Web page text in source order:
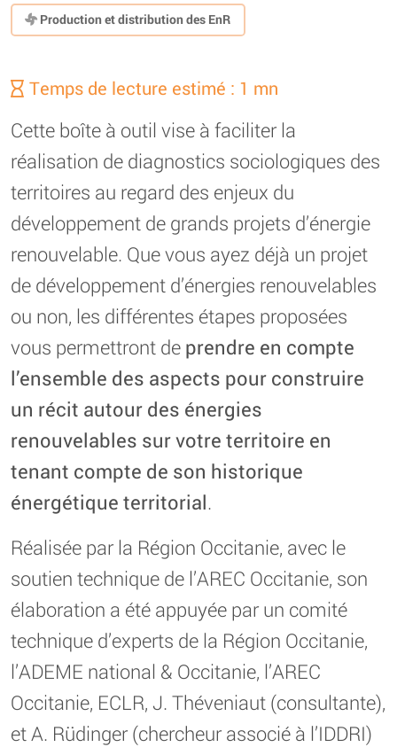
Production et distribution des EnR
Temps de lecture estimé : 1 mn
Cette boîte à outil vise à faciliter la
réalisation de diagnostics sociologiques des
territoires au regard des enjeux du
développement de grands projets d’énergie
renouvelable. Que vous ayez déjà un projet
de développement d’énergies renouvelables
ou non, les différentes étapes proposées
vous permettront de prendre en compte
l’ensemble des aspects pour construire
un récit autour des énergies
renouvelables sur votre territoire en
tenant compte de son historique
énergétique territorial.
Réalisée par la Région Occitanie, avec le
soutien technique de l’AREC Occitanie, son
élaboration a été appuyée par un comité
technique d’experts de la Région Occitanie,
l’ADEME national & Occitanie, l’AREC
Occitanie, ECLR, J. Théveniaut (consultante),
et A. Rüdinger (chercheur associé à l’IDDRI)